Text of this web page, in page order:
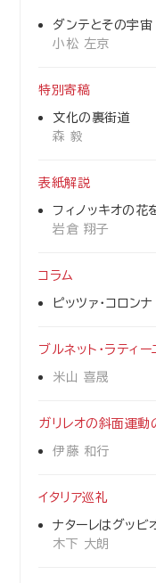
ダンテとその宇宙
小松 左京
特別寄稿
文化の裏街道
森 毅
表紙解説
フィノッキオの花
岩倉 翔子
コラム
ピッツァ・コロンナ
ブルネット・ラティ
米山 喜晟
ガリレオの斜面運動
伊藤 和行
イタリア巡礼
ナターレはグッビ
木下 大朗